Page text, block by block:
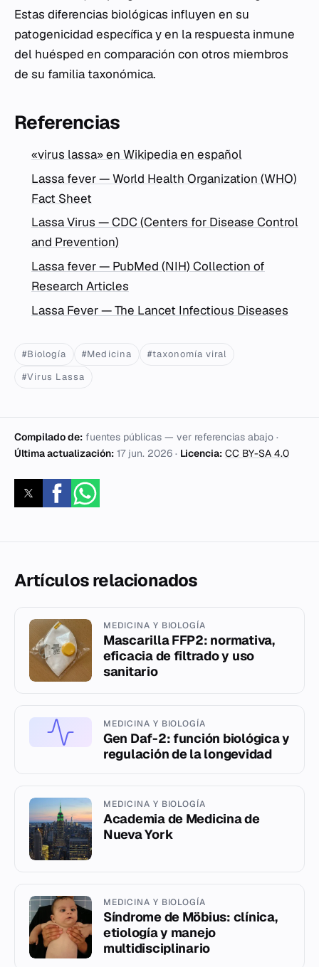
Estas diferencias biológicas influyen en su
patogenicidad específica y en la respuesta inmune
del huésped en comparación con otros miembros
de su familia taxonómica.
Referencias
«virus lassa» en Wikipedia en español
Lassa fever — World Health Organization (WHO)
Fact Sheet
Lassa Virus — CDC (Centers for Disease Control
and Prevention)
Lassa fever — PubMed (NIH) Collection of
Research Articles
Lassa Fever — The Lancet Infectious Diseases
#Biología #Medicina
#taxonomía viral
#Virus Lassa
Compilado de: fuentes públicas — ver referencias abajo ·
Última actualización: 17 jun. 2026 · Licencia: CC BY-SA 4.0
Artículos relacionados
MEDICINA Y BIOLOGÍA
Mascarilla FFP2: normativa,
eficacia de filtrado y uso
sanitario
MEDICINA Y BIOLOGÍA
Gen Daf-2: función biológica y
regulación de la longevidad
MEDICINA Y BIOLOGÍA
Academia de Medicina de
Nueva York
MEDICINA Y BIOLOGÍA
Síndrome de Möbius: clínica,
etiología y manejo
multidisciplinario